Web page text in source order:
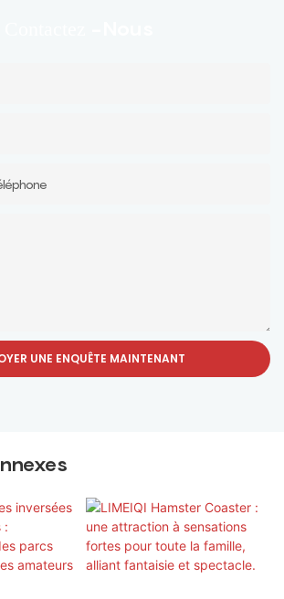
UNE ENQUÊTE MAINTENANT